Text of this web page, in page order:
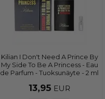
Kilian I Don't Need A Prince By
My Side To Be A Princess - Eau
de Parfum - Tuoksunäyte - 2 ml
13,95 EUR